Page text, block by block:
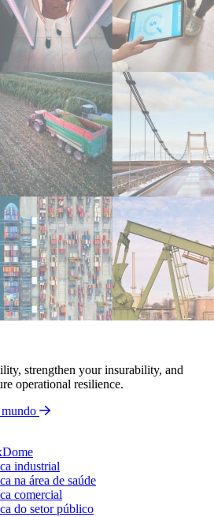
strengthen your insurability, and
operational resilience.
industrial
na área de saúde
comercial
do setor público